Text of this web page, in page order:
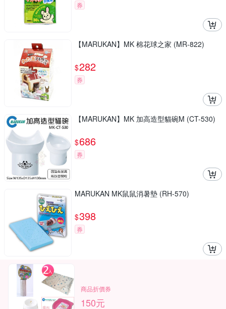
券
【MARUKAN】MK 棉花球之家 (MR-822)
$282
券
【MARUKAN】MK 加高造型貓碗M (CT-530)
$686
券
MARUKAN MK鼠鼠消暑墊 (RH-570)
$398
券
商品折價券
150元